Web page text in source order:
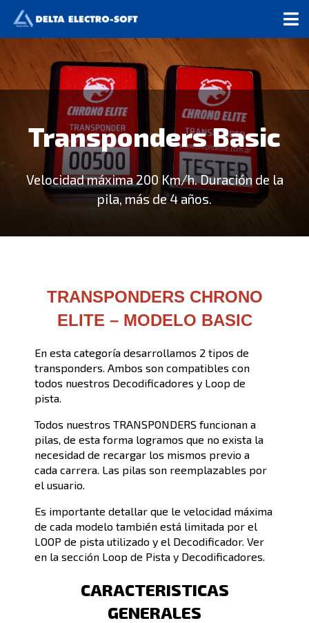
Transponders Basic
Velocidad máxima 200 Km/h. Duración de la
pila, más de 4 años.
TRANSPONDERS CHRONO
ELITE – MODELO BASIC
En esta categoría desarrollamos 2 tipos de
transponders. Ambos son compatibles con
todos nuestros Decodificadores y Loop de
pista.
Todos nuestros TRANSPONDERS funcionan a
pilas, de esta forma logramos que no exista la
necesidad de recargar los mismos previo a
cada carrera. Las pilas son reemplazables por
el usuario.
Es importante detallar que le velocidad máxima
de cada modelo también está limitada por el
LOOP de pista utilizado y el Decodificador. Ver
en la sección Loop de Pista y Decodificadores.
CARACTERISTICAS
GENERALES